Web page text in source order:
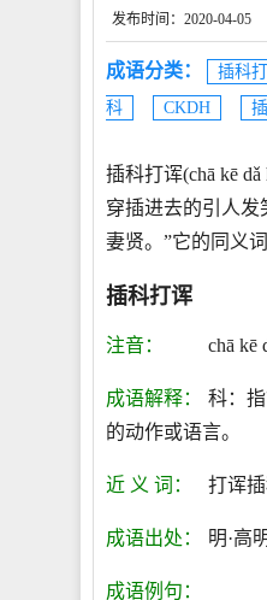
发布时间：2020-04-05
成语分类： 插科
科
CKDH 插
插科打诨(chā kē
穿插进去的引人发
妻贤。”它的同义
插科打诨
注音： chā kē
成语解释：
科：
的动作或语言。
近 义 词： 打诨
成语出处： 明·高
成语例句：